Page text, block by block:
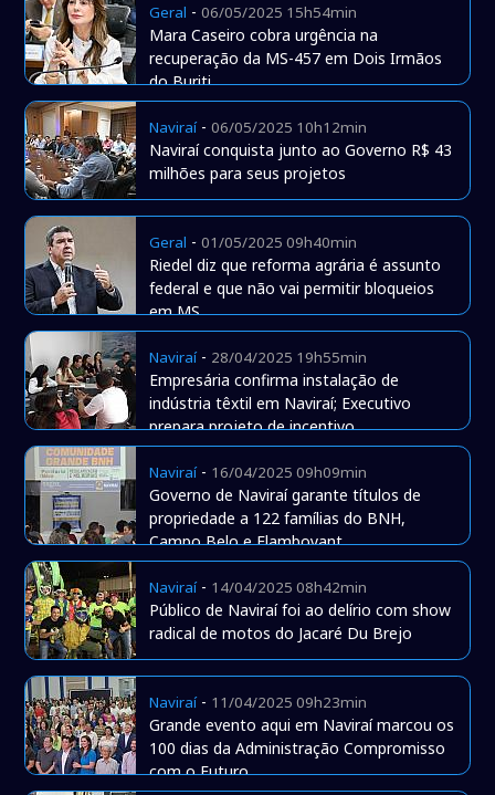
Geral -06/05/2025 15h54min
Mara Caseiro cobra urgência na
recuperação da MS-457 em Dois Irmãos
do Buriti
Naviraí-06/05/2025 10h12min
Naviraí conquista junto ao Governo R$ 43
milhões para seus projetos
Geral -01/05/2025 09h40min
Riedel diz que reforma agrária é assunto
federal e que não vai permitir bloqueios
em MS
Naviraí- 28/04/2025 19h55min
Empresária confirma instalação de
indústria têxtil em Naviraí; Executivo
prepara projeto de incentivo
Naviraí- 16/04/2025 09h09min
Governo de Naviraí garante títulos de
propriedade a 122 famílias do BNH,
Campo Belo e Flamboyant
Naviraí- 14/04/2025 08h42min
Público de Naviraí foi ao delírio com show
radical de motos do Jacaré Du Brejo
Naviraí- 11/04/2025 09h23min
Grande evento aqui em Naviraí marcou os
100 dias da Administração Compromisso
com o Futuro